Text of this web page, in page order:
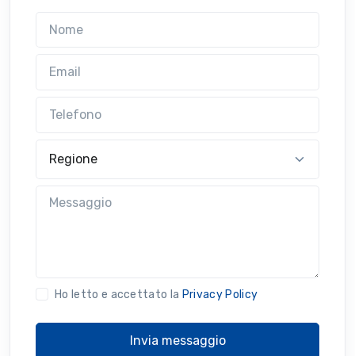
Ho letto e accettato la Privacy Policy
Invia messaggio